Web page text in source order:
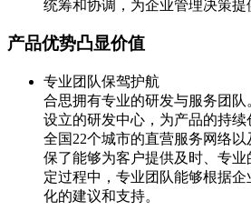
统筹和协调，为企业管理决策提
产品优势凸显价值
专业团队保驾护航
合思拥有专业的研发与服务团
设立的研发中心，为产品的持续
全国22个城市的直营服务网络以
保了能够为客户提供及时、专业
定过程中，专业团队能够根据
化的建议和支持。